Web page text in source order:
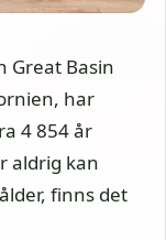
Great Basin
har
4 854 år
aldrig kan
finns det